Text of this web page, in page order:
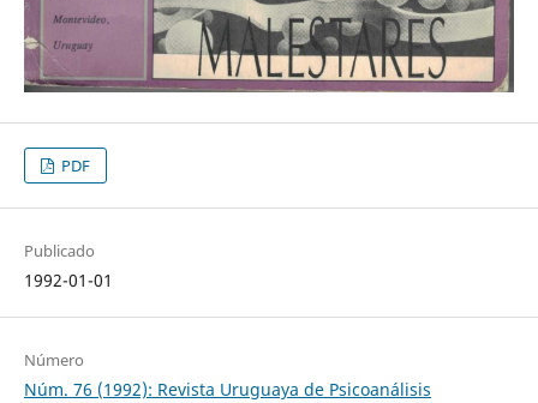
PDF
Publicado
1992-01-01
Número
Núm. 76 (1992): Revista Uruguaya de Psicoanálisis